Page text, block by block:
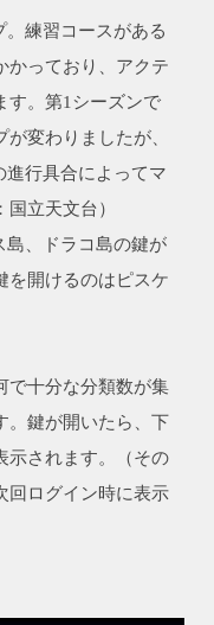
。練習コースがある
かっており、アクテ
す。第1シーズンで
変わりましたが、
進行具合によってマ
立天文台）
、ドラコ島の鍵が
を開けるのはピスケ
で十分な分類数が集
。鍵が開いたら、下
示されます。（その
回ログイン時に表示